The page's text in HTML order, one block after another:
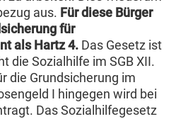
aus. Für diese Bürger
für
als Hartz 4. Das Gesetz ist
die Sozialhilfe im SGB XII.
die Grundsicherung im
I hingegen wird bei
Das Sozialhilfegesetz